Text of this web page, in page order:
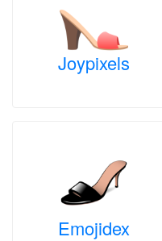
Joypixels
Emojidex